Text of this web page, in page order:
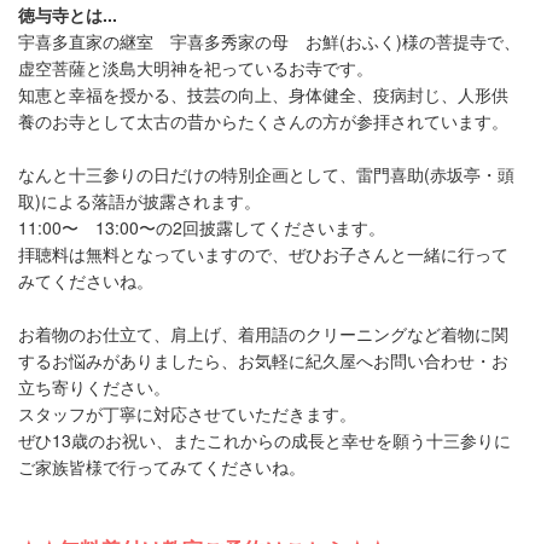
徳与寺とは...
宇喜多直家の継室 宇喜多秀家の母 お鮮(おふく)様の菩提寺で、
虚空菩薩と淡島大明神を祀っているお寺です。
知恵と幸福を授かる、技芸の向上、身体健全、疫病封じ、人形供
養のお寺として太古の昔からたくさんの方が参拝されています。
なんと十三参りの日だけの特別企画として、雷門喜助(赤坂亭・頭
取)による落語が披露されます。
11:00〜 13:00〜の2回披露してくださいます。
拝聴料は無料となっていますので、ぜひお子さんと一緒に行って
みてくださいね。
お着物のお仕立て、肩上げ、着用語のクリーニングなど着物に関
するお悩みがありましたら、お気軽に紀久屋へお問い合わせ・お
立ち寄りください。
スタッフが丁寧に対応させていただきます。
ぜひ13歳のお祝い、またこれからの成長と幸せを願う十三参りに
ご家族皆様で行ってみてくださいね。